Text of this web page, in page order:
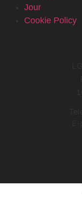
Jour
Cookie Policy